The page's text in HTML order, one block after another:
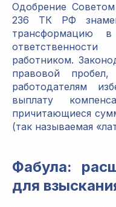
Одобрение
236 ТК РФ
трансформацию в
работником.
правовой
работодателям
выплату
причитающиеся
(так называемая
Фабула:
для